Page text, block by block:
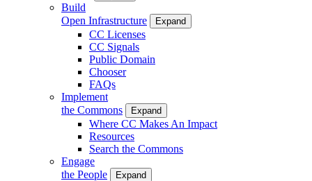
Build
Open Infrastructure
Expand
CC Licenses
CC Signals
Public Domain
Chooser
FAQs
Implement
the Commons
Expand
Where CC Makes An Impact
Resources
Search the Commons
Engage
the People
Expand